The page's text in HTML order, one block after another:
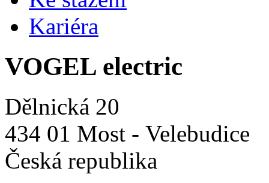
Kariéra
VOGEL electric
Dělnická 20
434 01 Most - Velebudice
Česká republika